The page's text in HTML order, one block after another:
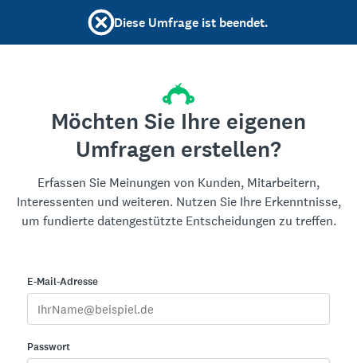
Diese Umfrage ist beendet.
Möchten Sie Ihre eigenen
Umfragen erstellen?
Erfassen Sie Meinungen von Kunden, Mitarbeitern,
Interessenten und weiteren. Nutzen Sie Ihre Erkenntnisse,
um fundierte datengestützte Entscheidungen zu treffen.
E-Mail-Adresse
Passwort